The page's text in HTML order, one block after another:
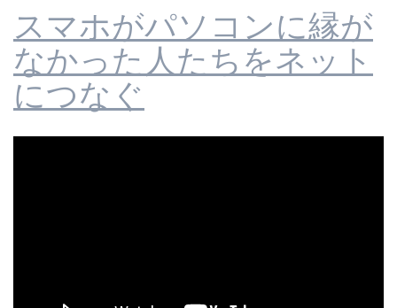
スマホがパソコンに縁が
なかった人たちをネット
につなぐ